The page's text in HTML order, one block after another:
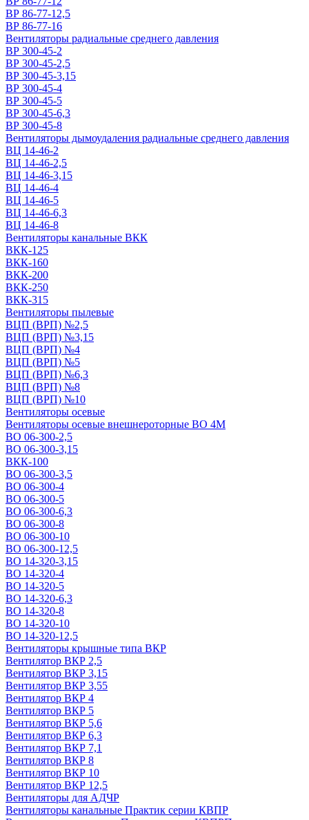
ВР 86-77-12,5
ВР 86-77-16
Вентиляторы радиальные среднего давления
ВР 300-45-2
ВР 300-45-2,5
ВР 300-45-3,15
ВР 300-45-4
ВР 300-45-5
ВР 300-45-6,3
ВР 300-45-8
Вентиляторы дымоудаления радиальные среднего давления
ВЦ 14-46-2
ВЦ 14-46-2,5
ВЦ 14-46-3,15
ВЦ 14-46-4
ВЦ 14-46-5
ВЦ 14-46-6,3
ВЦ 14-46-8
Вентиляторы канальные ВКК
ВКК-125
ВКК-160
ВКК-200
ВКК-250
ВКК-315
Вентиляторы пылевые
ВЦП (ВРП) №2,5
ВЦП (ВРП) №3,15
ВЦП (ВРП) №4
ВЦП (ВРП) №5
ВЦП (ВРП) №6,3
ВЦП (ВРП) №8
ВЦП (ВРП) №10
Вентиляторы осевые
Вентиляторы осевые внешнероторные ВО 4М
ВО 06-300-2,5
ВО 06-300-3,15
ВКК-100
ВО 06-300-3,5
ВО 06-300-4
ВО 06-300-5
ВО 06-300-6,3
ВО 06-300-8
ВО 06-300-10
ВО 06-300-12,5
ВО 14-320-3,15
ВО 14-320-4
ВО 14-320-5
ВО 14-320-6,3
ВО 14-320-8
ВО 14-320-10
ВО 14-320-12,5
Вентиляторы крышные типа ВКР
Вентилятор ВКР 2,5
Вентилятор ВКР 3,15
Вентилятор ВКР 3,55
Вентилятор ВКР 4
Вентилятор ВКР 5
Вентилятор ВКР 5,6
Вентилятор ВКР 6,3
Вентилятор ВКР 7,1
Вентилятор ВКР 8
Вентилятор ВКР 10
Вентилятор ВКР 12,5
Вентиляторы для АДЧР
Вентиляторы канальные Практик серии КВПР